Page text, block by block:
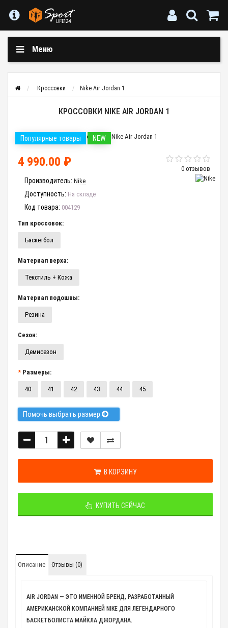
Меню
Кроссовки Nike Air Jordan 1
КРОССОВКИ NIKE AIR JORDAN 1
Популярные товары NEW
0 отзывов
4 990.00 ₽
Производитель: Nike
Доступность: На складе
Код товара: 004129
Тип кроссовок:
Баскетбол
Материал верха:
Текстиль + Кожа
Материал подошвы:
Резина
Сезон:
Демисезон
Размеры:
40 41 42 43 44 45
Помочь выбрать размер
В КОРЗИНУ
КУПИТЬ СЕЙЧАС
Описание Отзывы (0)
AIR JORDAN — ЭТО ИМЕННОЙ БРЕНД, РАЗРАБОТАННЫЙ
АМЕРИКАНСКОЙ КОМПАНИЕЙ NIKE ДЛЯ ЛЕГЕНДАРНОГО
БАСКЕТБОЛИСТА МАЙКЛА ДЖОРДАНА.